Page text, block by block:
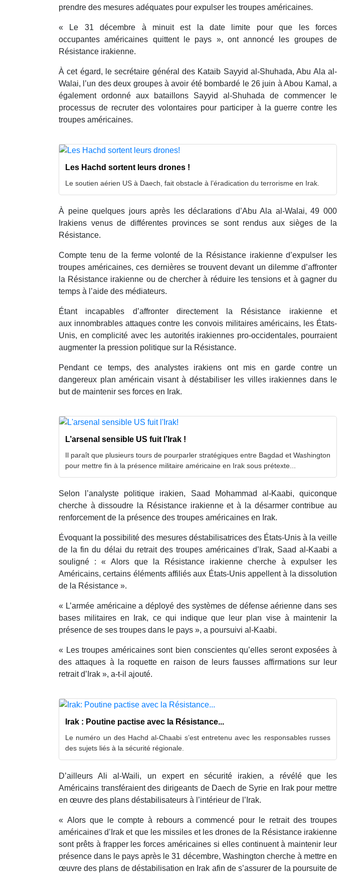
prendre des mesures adéquates pour expulser les troupes américaines.
« Le 31 décembre à minuit est la date limite pour que les forces
occupantes américaines quittent le pays », ont annoncé les groupes de
Résistance irakienne.
À cet égard, le secrétaire général des Kataib Sayyid al-Shuhada, Abu Ala al-
Walai, l’un des deux groupes à avoir été bombardé le 26 juin à Abou Kamal, a
également ordonné aux bataillons Sayyid al-Shuhada de commencer le
processus de recruter des volontaires pour participer à la guerre contre les
troupes américaines.
Les Hachd sortent leurs drones !
Le soutien aérien US à Daech, fait obstacle à l’éradication du terrorisme en Irak.
À peine quelques jours après les déclarations d’Abu Ala al-Walai, 49 000
Irakiens venus de différentes provinces se sont rendus aux sièges de la
Résistance.
Compte tenu de la ferme volonté de la Résistance irakienne d’expulser les
troupes américaines, ces dernières se trouvent devant un dilemme d’affronter
la Résistance irakienne ou de chercher à réduire les tensions et à gagner du
temps à l’aide des médiateurs.
Étant incapables d’affronter directement la Résistance irakienne et
aux innombrables attaques contre les convois militaires américains, les États-
Unis, en complicité avec les autorités irakiennes pro-occidentales, pourraient
augmenter la pression politique sur la Résistance.
Pendant ce temps, des analystes irakiens ont mis en garde contre un
dangereux plan américain visant à déstabiliser les villes irakiennes dans le
but de maintenir ses forces en Irak.
L’arsenal sensible US fuit l’Irak !
Il paraît que plusieurs tours de pourparler stratégiques entre Bagdad et Washington
pour mettre fin à la présence militaire américaine en Irak sous prétexte...
Selon l’analyste politique irakien, Saad Mohammad al-Kaabi, quiconque
cherche à dissoudre la Résistance irakienne et à la désarmer contribue au
renforcement de la présence des troupes américaines en Irak.
Évoquant la possibilité des mesures déstabilisatrices des États-Unis à la veille
de la fin du délai du retrait des troupes américaines d’Irak, Saad al-Kaabi a
souligné : « Alors que la Résistance irakienne cherche à expulser les
Américains, certains éléments affiliés aux États-Unis appellent à la dissolution
de la Résistance ».
« L’armée américaine a déployé des systèmes de défense aérienne dans ses
bases militaires en Irak, ce qui indique que leur plan vise à maintenir la
présence de ses troupes dans le pays », a poursuivi al-Kaabi.
« Les troupes américaines sont bien conscientes qu’elles seront exposées à
des attaques à la roquette en raison de leurs fausses affirmations sur leur
retrait d’Irak », a-t-il ajouté.
Irak : Poutine pactise avec la Résistance...
Le numéro un des Hachd al-Chaabi s’est entretenu avec les responsables russes
des sujets liés à la sécurité régionale.
D’ailleurs Ali al-Waili, un expert en sécurité irakien, a révélé que les
Américains transféraient des dirigeants de Daech de Syrie en Irak pour mettre
en œuvre des plans déstabilisateurs à l’intérieur de l’Irak.
« Alors que le compte à rebours a commencé pour le retrait des troupes
américaines d’Irak et que les missiles et les drones de la Résistance irakienne
sont prêts à frapper les forces américaines si elles continuent à maintenir leur
présence dans le pays après le 31 décembre, Washington cherche à mettre en
œuvre des plans de déstabilisation en Irak afin de s’assurer de la poursuite de